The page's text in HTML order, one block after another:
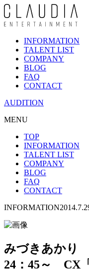
INFORMATION
TALENT LIST
COMPANY
BLOG
FAQ
CONTACT
AUDITION
MENU
TOP
INFORMATION
TALENT LIST
COMPANY
BLOG
FAQ
CONTACT
INFORMATION
みづきあかり
24：45～ CX